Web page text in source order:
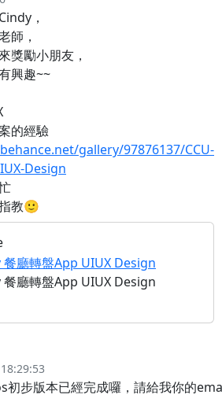
，
師，
獎勵小朋友，
興趣~~
的經驗
gallery/97876137/CCU-
Design
教🙂
餐廳轉盤App UIUX Design
餐廳轉盤App UIUX Design
18:29:53
初步版本已經完成囉，請給我你的